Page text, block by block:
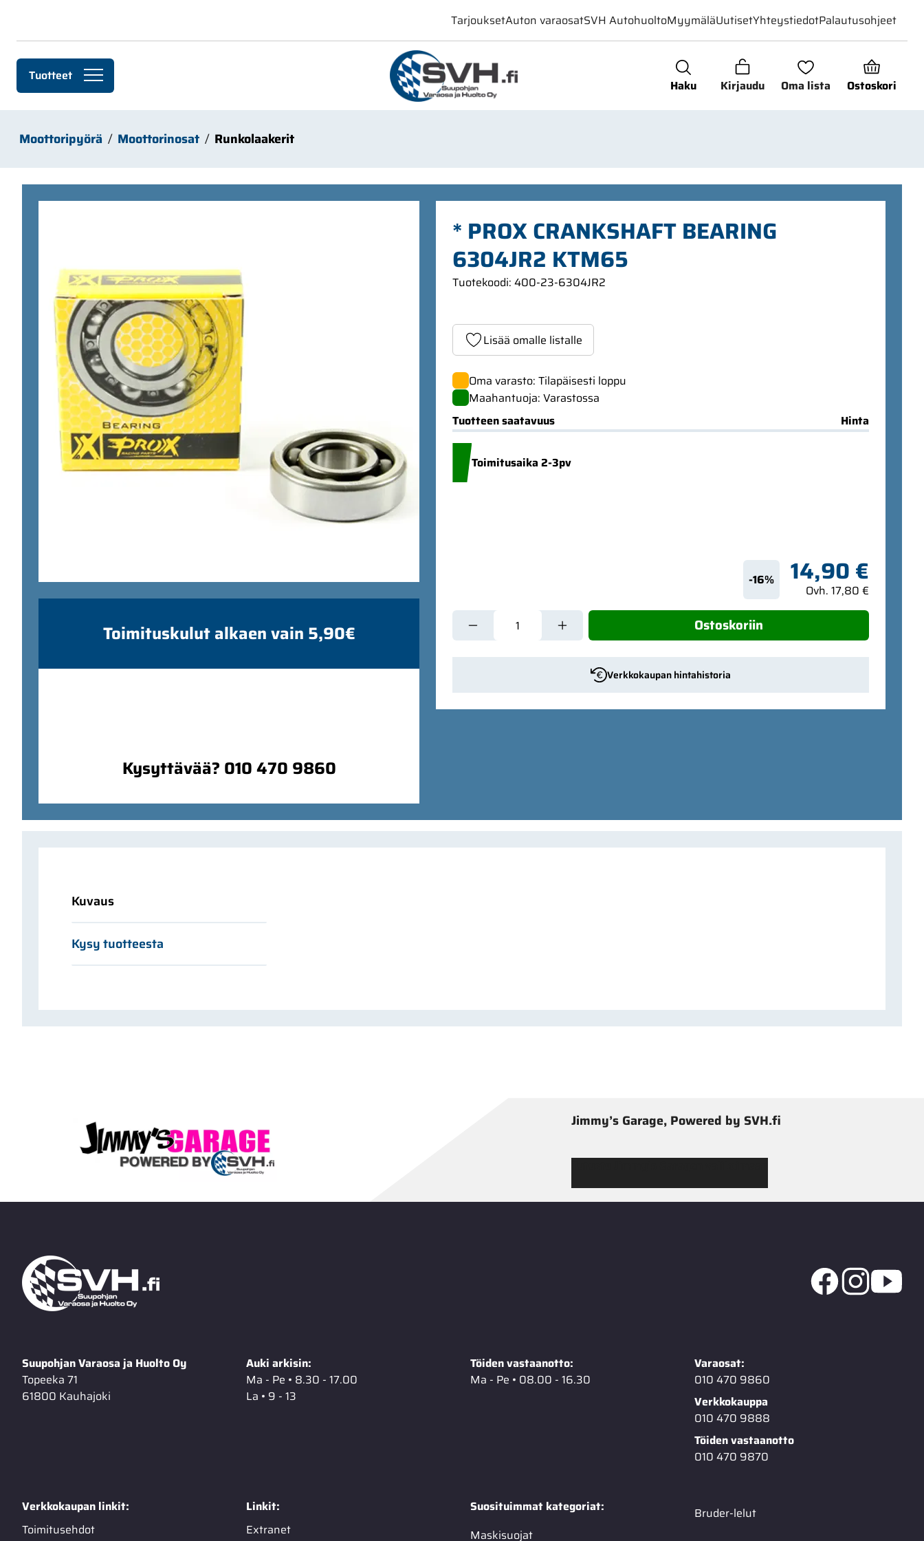
Haku Kirjaudu Oma lista Ostoskori
Tuotteet
TarjouksetAuton varaosatSVH AutohuoltoMyymäläUutisetYhteystiedotPalautusohjeet
Moottoripyörä Moottorinosat Runkolaakerit
* PROX CRANKSHAFT BEARING
6304JR2 KTM65
Ohita kuvat
Tuotekoodi: 400-23-6304JR2
Lisää omalle listalle
Oma varasto: Tilapäisesti loppu
Maahantuoja: Varastossa
Tuotteen saatavuus
Hinta
Toimitusaika 2-3pv
-16% 14,90 €
Ovh. 17,80 €
Ostoskoriin
Verkkokaupan hintahistoria
Toimituskulut alkaen vain 5,90€
Kysyttävää? 010 470 9860
Kuvaus
Kysy tuotteesta
Jimmy’s Garage, Powered by SVH.fi
Suupohjan Varaosa ja Huolto Oy
Topeeka 71
61800 Kauhajoki
Auki arkisin:
Ma - Pe • 8.30 - 17.00
La • 9 - 13
Töiden vastaanotto:
Ma - Pe • 08.00 - 16.30
Varaosat:
010 470 9860
Verkkokauppa
010 470 9888
Töiden vastaanotto
010 470 9870
Verkkokaupan linkit:
Toimitusehdot
Linkit:
Extranet
Suosituimmat kategoriat:
Maskisuojat
Bruder-lelut